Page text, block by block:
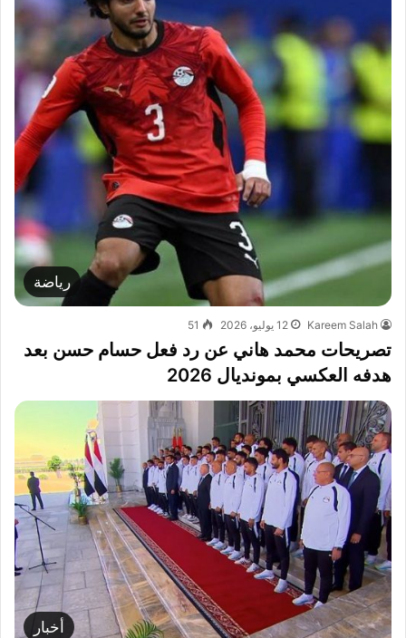
رياضة
Kareem Salah 12 يوليو، 2026 51
تصريحات محمد هاني عن رد فعل حسام حسن بعد
هدفه العكسي بمونديال 2026
أخبار